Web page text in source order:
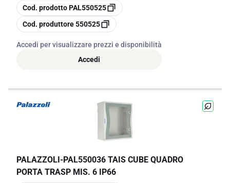
copia
Cod. prodottoPAL550525
copia
Cod. produttore550525
Accedi per visualizzare prezzi e disponibilità
Accedi
PALAZZOLI-PAL550036 TAIS CUBE QUADRO
PORTA TRASP MIS. 6 IP66